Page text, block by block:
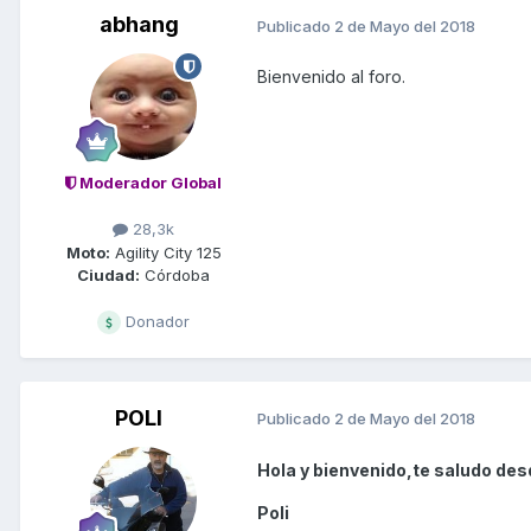
abhang
Moderador Global
28,3k
Moto: Agility City 125
Ciudad: Córdoba
Donador
Publicado 2 de Mayo del 2018
Bienvenido al foro.
POLI Publicado 2 de Mayo del 2018
Hola y bienvenido,te saludo
Poli